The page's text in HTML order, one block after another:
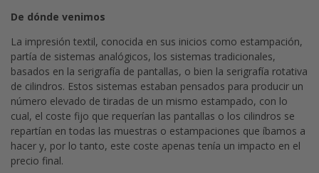
De dónde venimos
La impresión textil, conocida en sus inicios como estampación,
partía de sistemas analógicos, los sistemas tradicionales,
basados en la serigrafía de pantallas, o bien la serigrafía rotativa
de cilindros. Estos sistemas estaban pensados para producir un
número elevado de tiradas de un mismo estampado, con lo
cual, el coste fijo que requerían las pantallas o los cilindros se
repartían en todas las muestras o estampaciones que íbamos a
hacer y, por lo tanto, este coste apenas tenía un impacto en el
precio final.